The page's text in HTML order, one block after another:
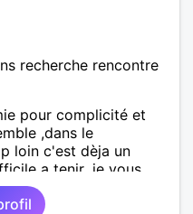
recherche rencontre
pour complicité et
,dans le
loin c'est dèja un
a tenir ,je vous
,